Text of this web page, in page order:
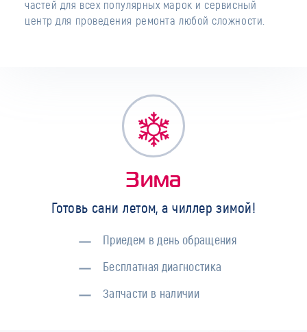
частей для всех популярных марок и сервисный
центр для проведения ремонта любой сложности.
Зима
Готовь сани летом, а чиллер зимой!
Приедем в день обращения
Бесплатная диагностика
Запчасти в наличии